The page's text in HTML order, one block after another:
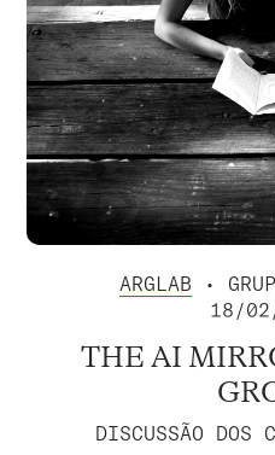
ARGLAB •
18/
THE AI
DISCUSSÃO